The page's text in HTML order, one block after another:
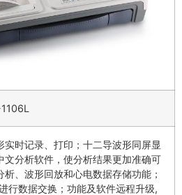
时记录、打印；十二导波形同屏显
文分析软件，使分析结果更加准确可
、波形回放和心电数据存储功能；
行数据交换；功能及软件远程升级,